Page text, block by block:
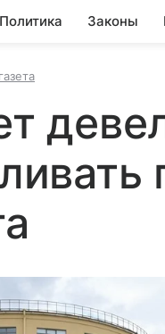
Политика Законы